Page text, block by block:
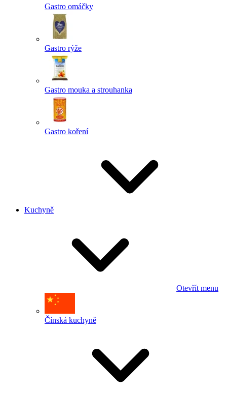
Gastro omáčky
Gastro rýže
Gastro mouka a strouhanka
Gastro koření
Kuchyně
Otevřít menu
Čínská kuchyně